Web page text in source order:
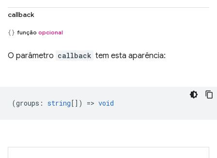
callback
função opcional
O parâmetro callback tem esta aparência:
(groups : string[]) => void